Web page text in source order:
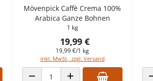
Mövenpick Caffè Crema 100%
Arabica Ganze Bohnen
1 kg
19,99 €
19,99 €/1 kg
inkl. MwSt., zzgl. Versand